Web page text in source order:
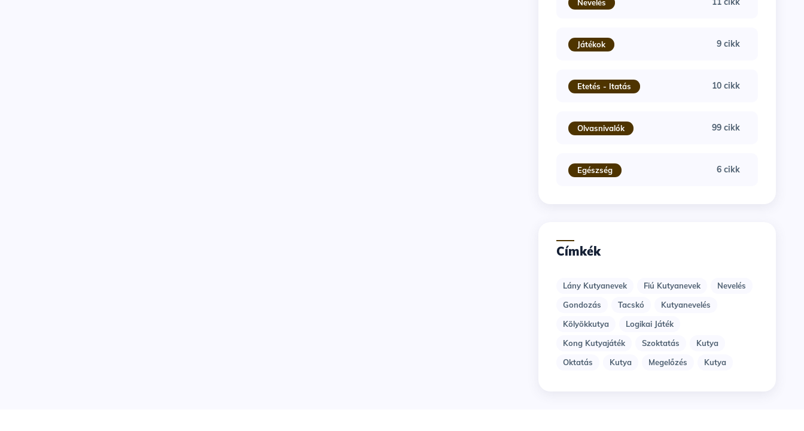
Nevelés
Játékok 9 cikk
Etetés - Itatás 10 cikk
Olvasnivalók 99 cikk
Egészség 6 cikk
Címkék
Lány Kutyanevek Fiú Kutyanevek
Nevelés
Gondozás
Tacskó
Kutyanevelés
Kölyökkutya
Logikai Játék
Kong Kutyajáték
Szoktatás
Kutya
Oktatás
Kutya Megelőzés Kutya